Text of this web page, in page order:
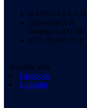
BASSO Air s. r. o.
Galvaniho 2/A
Bratislava 821 04
IČO: 50 900 714
Sociálne siete
Facebook
Linkedin